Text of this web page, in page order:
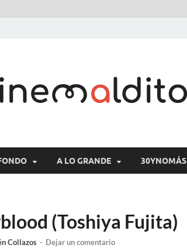
A LO GRANDE 30YNOMÁS
(Toshiya Fujita)
Collazos - Dejar un comentario